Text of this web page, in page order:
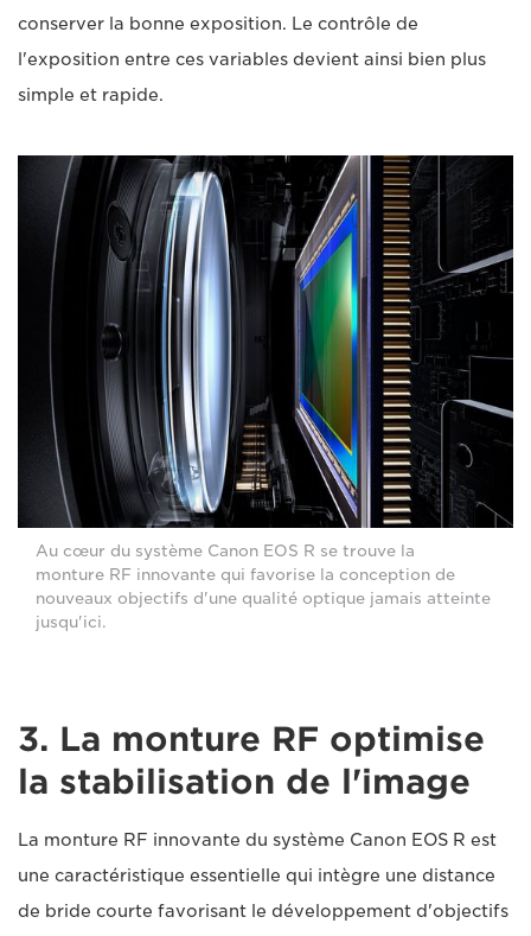
conserver la bonne exposition. Le contrôle de
l'exposition entre ces variables devient ainsi bien plus
simple et rapide.
Au cœur du système Canon EOS R se trouve la
monture RF innovante qui favorise la conception de
nouveaux objectifs d'une qualité optique jamais atteinte
jusqu'ici.
3. La monture RF optimise
la stabilisation de l'image
La monture RF innovante du système Canon EOS R est
une caractéristique essentielle qui intègre une distance
de bride courte favorisant le développement d'objectifs